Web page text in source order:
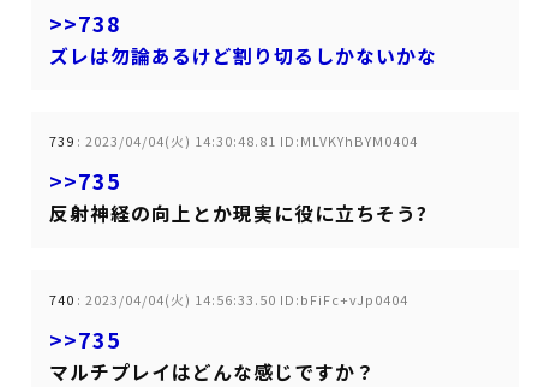
>>738
ズレは勿論あるけど割り切るしかないかな
739 : 2023/04/04(火) 14:30:48.81 ID:MLVKYhBYM0404
>>735
反射神経の向上とか現実に役に立ちそう?
740 : 2023/04/04(火) 14:56:33.50 ID:bFiFc+vJp0404
>>735
マルチプレイはどんな感じですか？